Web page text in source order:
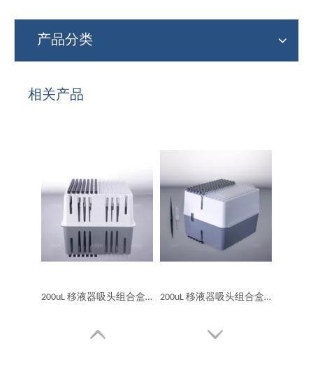
产品分类
相关产品
200uL 移液器吸头组合盒导电吸头透明管 RC款 E801套装、透明+黑 200uL 移液器吸头组合盒导电吸头和透明管 RC款 E601套装、透明+黑